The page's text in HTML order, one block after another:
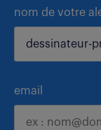
nom de votre
email